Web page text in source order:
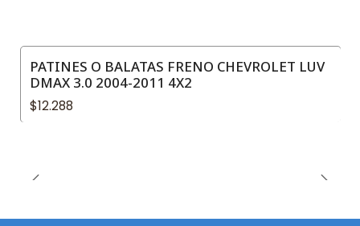
PATINES O BALATAS FRENO CHEVROLET LUV
DMAX 3.0 2004-2011 4X2
$12.288